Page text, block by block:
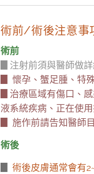
術前/術後注意事
術前
▊注射前須與醫師做
▊ 懷孕、蟹足腫、特
▊治療區域有傷口、
液系統疾病、正在使
▊ 施作前請告知醫師
術後
術後皮膚通常會有